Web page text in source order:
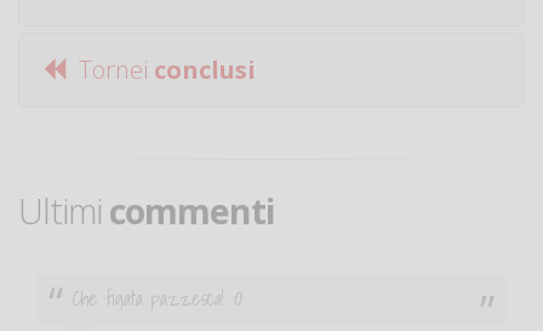
Tornei conclusi
Ultimi commenti
Ciao. Sono a Treviglio da poco e vorrei tornare a